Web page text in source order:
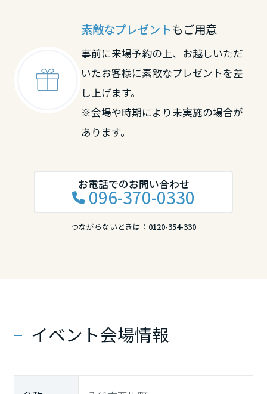
素敵なプレゼントもご用意
事前に来場予約の上、お越しいただ
いたお客様に素敵なプレゼントを差
し上げます。
※会場や時期により未実施の場合が
あります。
お電話でのお問い合わせ
096-370-0330
つながらないときは： 0120-354-330
イベント会場情報